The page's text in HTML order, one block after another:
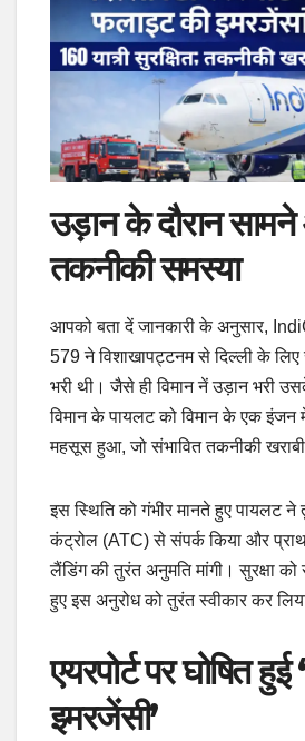
उड़ान के दौरान
तकनीकी समस्या
आपको बता दें जानकारी के अनुसार,
579 ने विशाखापट्टनम से दिल्ली के लिए
भरी थी। जैसे ही विमान नें उड़ान भरी
विमान के पायलट को विमान के एक इंजन
महसूस हुआ, जो संभावित तकनीकी
इस स्थिति को गंभीर मानते हुए पायलट
कंट्रोल (ATC) से संपर्क किया और
लैंडिंग की तुरंत अनुमति मांगी। सुरक्षा को
हुए इस अनुरोध को तुरंत स्वीकार कर
एयरपोर्ट पर घोषित
इमरजेंसी’